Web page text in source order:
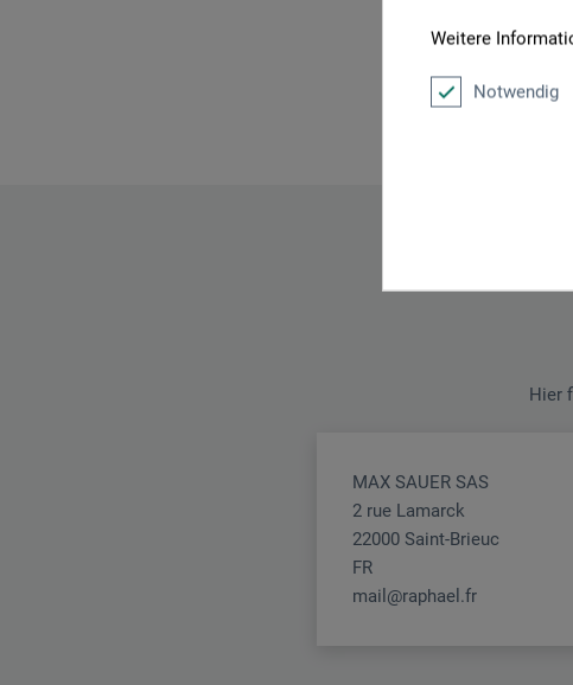
Weitere
Notwendig
Hier
MAX SAUER SAS
2 rue Lamarck
22000 Saint-Brieuc
FR
mail@raphael.fr